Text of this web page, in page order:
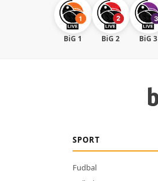
BiG 1 BiG 2 BiG 3
SPORT
Fudbal